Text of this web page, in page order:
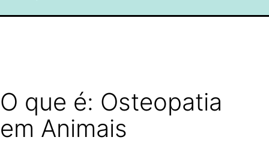
O que é: Osteopatia
em Animais